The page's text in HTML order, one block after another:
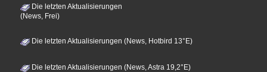
Die letzten Aktualisierungen
(News, Frei)
Die letzten Aktualisierungen (News, Hotbird 13°E)
Die letzten Aktualisierungen (News, Astra 19,2°E)